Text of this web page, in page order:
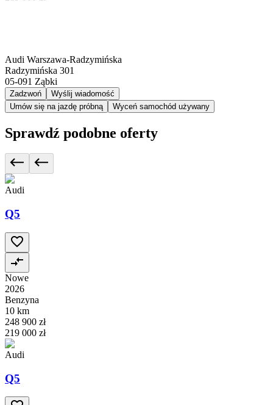
Audi Warszawa-Radzymińska
Radzymińska 301
05-091 Ząbki
Zadzwoń
Wyślij wiadomość
Umów się na jazdę próbną
Wyceń samochód używany
Sprawdź podobne oferty
Audi
Q5
Nowe
2026
Benzyna
10 km
248 900 zł
219 000 zł
Audi
Q5